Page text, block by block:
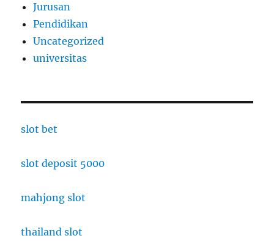
Jurusan
Pendidikan
Uncategorized
universitas
slot bet
slot deposit 5000
mahjong slot
thailand slot